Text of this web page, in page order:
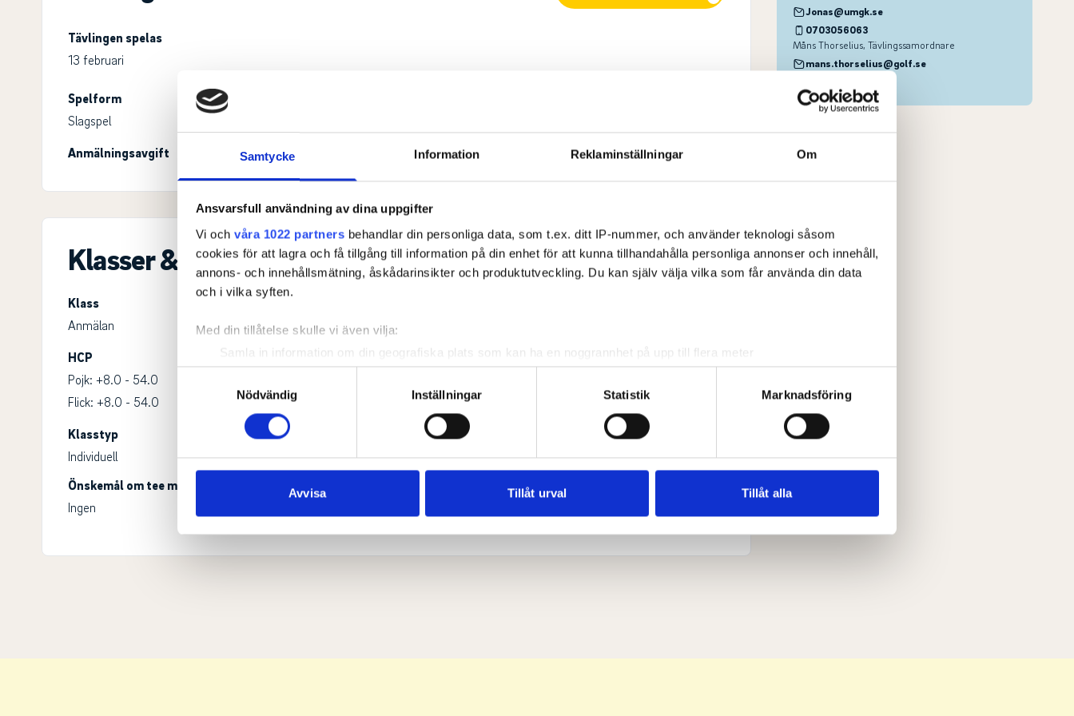
Samtycke Information Reklaminställningar Om
Ansvarsfull användning av dina uppgifter
Vi och våra 1022 partners behandlar din personliga data, som t.ex. ditt IP-nummer, och använder teknologi såsom
cookies för att lagra och få tillgång till information på din enhet för att kunna tillhandahålla personliga annonser och innehåll,
annons- och innehållsmätning, åskådarinsikter och produktutveckling. Du kan själv välja vilka som får använda din data
och i vilka syften.
Med din tillåtelse skulle vi även vilja:
Samla in information om din geografiska plats som kan ha en noggrannhet på upp till flera meter
Identifiera din enhet genom att aktivt skanna den för specifika kännetecken (fingeravtryck)
Ta reda på mer om hur dina personliga uppgifter behandlas och ställ in dina preferenser i
detaljsektionen. Du kan ändra
eller dra tillbaka ditt samtycke när som helst från cookie-förklaringen.
sociala medier och analysera vår trafik. Vi vidarebefordrar även sådana identifierare och annan information från din enhet
till de sociala medier och annons- och analysföretag som vi samarbetar med. Dessa kan i sin tur kombinera informationen
Nödvändig
Inställningar Statistik Marknadsföring
Avvisa Tillåt urval Tillåt alla
Tävlingen spelas
13 februari
Spelform
Slagspel
Anmälningsavgift
Jonas@umgk.se
0703056063
Måns Thorselius, Tävlingssamordnare
mans.thorselius@golf.se
Klasser & ronder
Klass
Anmälan
HCP
Pojk: +8.0 - 54.0
Flick: +8.0 - 54.0
Ålder
Flick: 13-21
Klasstyp
Individuell
-
Båda
Önskemål om tee möjlig för:
Ingen